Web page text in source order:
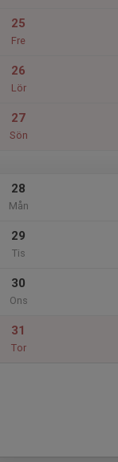
25
Fre
26
Lör
27
Sön
28
Mån
29
Tis
30
Ons
31
Tor